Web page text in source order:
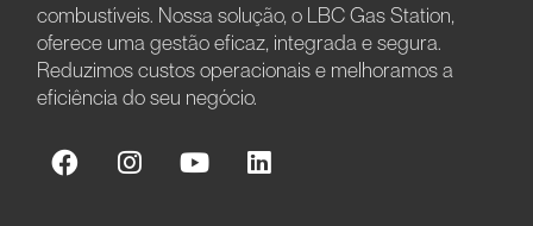
combustíveis. Nossa solução, o LBC Gas Station,
oferece uma gestão eficaz, integrada e segura.
Reduzimos custos operacionais e melhoramos a
eficiência do seu negócio.